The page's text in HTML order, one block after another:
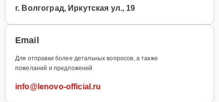
г. Волгоград, Иркутская ул., 19
Email
Для отправки более детальных вопросов, а также
пожеланий и предложений
info@lenovo-official.ru